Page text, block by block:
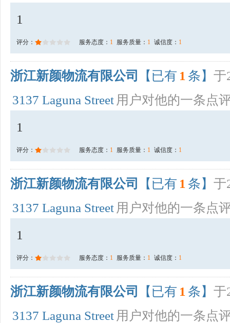
1
评分： 服务态度： 1 服务质量： 1 诚信度： 1
浙江新颜物流有限公司 【已有 1 条】 于
3137 Laguna Street 用户对他的一条点
1
评分： 服务态度： 1 服务质量： 1 诚信度： 1
浙江新颜物流有限公司 【已有 1 条】 于
3137 Laguna Street 用户对他的一条点
1
评分： 服务态度： 1 服务质量： 1 诚信度： 1
浙江新颜物流有限公司 【已有 1 条】 于
3137 Laguna Street 用户对他的一条点